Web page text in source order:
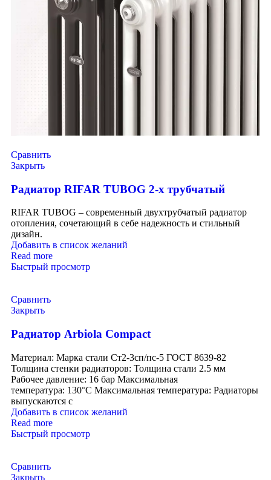
Сравнить
Закрыть
Радиатор RIFAR TUBOG 2-х трубчатый
RIFAR TUBOG – современный двухтрубчатый радиатор
отопления, сочетающий в себе надежность и стильный
дизайн.
Добавить в список желаний
Read more
Быстрый просмотр
Сравнить
Закрыть
Радиатор Arbiola Compact
Материал: Марка стали Ст2-3сп/пс-5 ГОСТ 8639-82
Толщина стенки радиаторов: Толщина стали 2.5 мм
Рабочее давление: 16 бар Максимальная
температура: 130°C Максимальная температура: Радиаторы
выпускаются с
Добавить в список желаний
Read more
Быстрый просмотр
Сравнить
Закрыть